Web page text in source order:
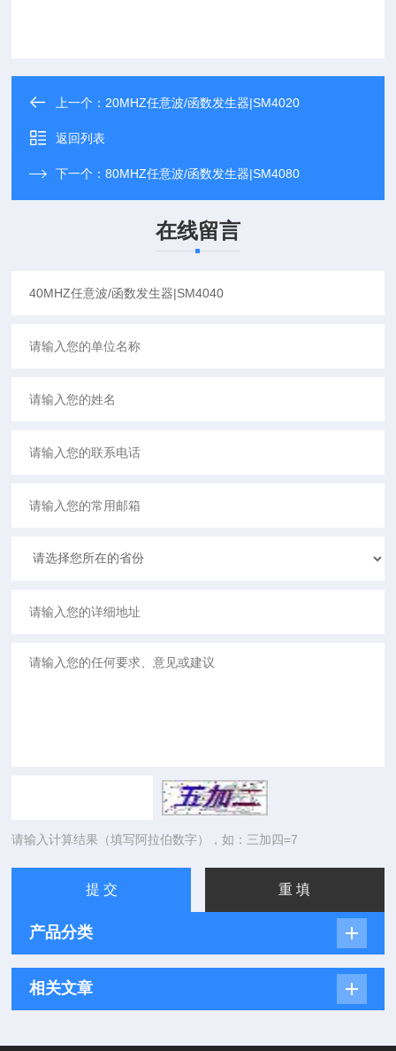
上一个： 20MHZ任意波/函数发生器|SM4020
返回列表
下一个：80MHZ任意波/函数发生器|SM4080
在线留言
请输入计算结果（填写阿拉伯数字），如：三加四=7
产品分类
相关文章